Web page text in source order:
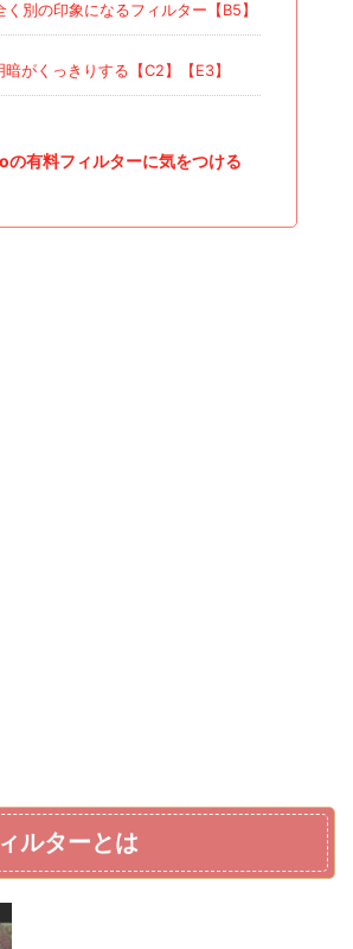
く別の印象になるフィルター【B5】
暗がくっきりする【C2】【E3】
有料フィルターに気をつける
ルターとは